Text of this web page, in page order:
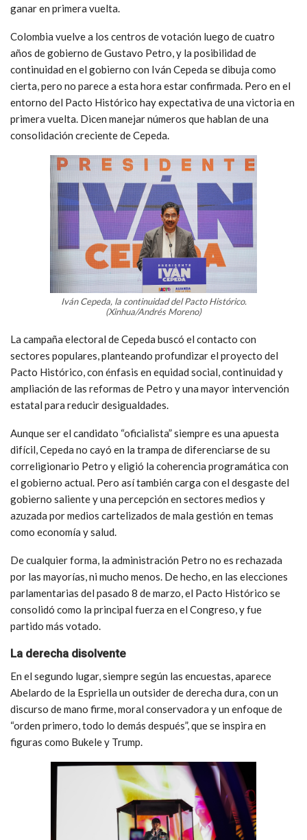
ganar en primera vuelta.
Colombia vuelve a los centros de votación luego de cuatro
años de gobierno de Gustavo Petro, y la posibilidad de
continuidad en el gobierno con Iván Cepeda se dibuja como
cierta, pero no parece a esta hora estar confirmada. Pero en el
entorno del Pacto Histórico hay expectativa de una victoria en
primera vuelta. Dicen manejar números que hablan de una
consolidación creciente de Cepeda.
Iván Cepeda, la continuidad del Pacto Histórico.
(Xinhua/Andrés Moreno)
La campaña electoral de Cepeda buscó el contacto con
sectores populares, planteando profundizar el proyecto del
Pacto Histórico, con énfasis en equidad social, continuidad y
ampliación de las reformas de Petro y una mayor intervención
estatal para reducir desigualdades.
Aunque ser el candidato “oficialista” siempre es una apuesta
difícil, Cepeda no cayó en la trampa de diferenciarse de su
correligionario Petro y eligió la coherencia programática con
el gobierno actual. Pero así también carga con el desgaste del
gobierno saliente y una percepción en sectores medios y
azuzada por medios cartelizados de mala gestión en temas
como economía y salud.
De cualquier forma, la administración Petro no es rechazada
por las mayorías, ni mucho menos. De hecho, en las elecciones
parlamentarias del pasado 8 de marzo, el Pacto Histórico se
consolidó como la principal fuerza en el Congreso, y fue
partido más votado.
La derecha disolvente
En el segundo lugar, siempre según las encuestas, aparece
Abelardo de la Espriella un outsider de derecha dura, con un
discurso de mano firme, moral conservadora y un enfoque de
“orden primero, todo lo demás después”, que se inspira en
figuras como Bukele y Trump.